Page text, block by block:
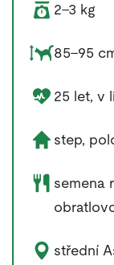
Váha
2–3 kg
85–95
Délka
25 let, v
Životní
step,
Potrava
semena
Výskyt
střední